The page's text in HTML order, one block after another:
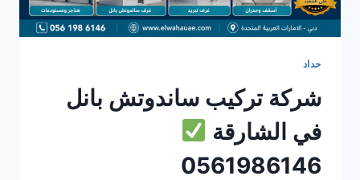
حداد
شركة تركيب ساندوتش بانل
في الشارقة
0561986146